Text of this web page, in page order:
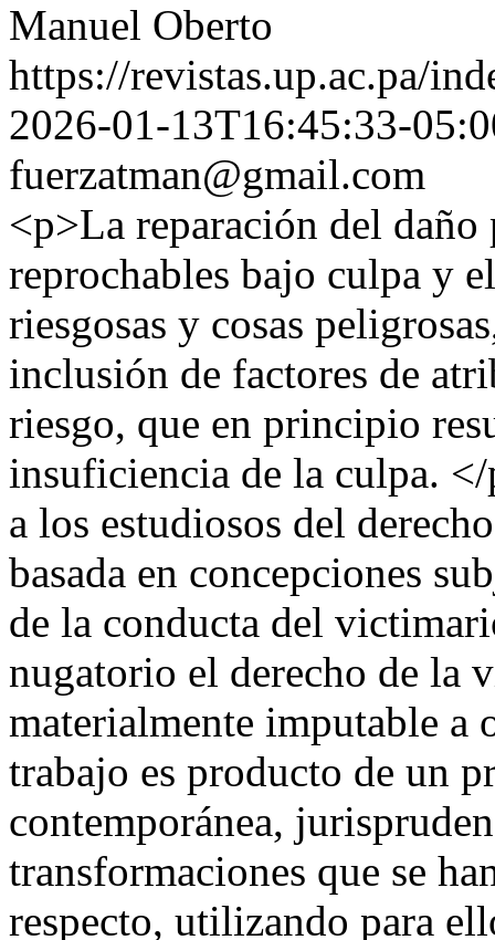
Manuel Oberto
https://revistas.up.ac.pa/
2026-01-13T16:45:33-
fuerzatman@gmail.com
<p>La reparación del
reprochables bajo culpa y
riesgosas y cosas
inclusión de factores de
riesgo, que en principio
insuficiencia de la culpa.
a los estudiosos del
basada en concepciones
de la conducta del
nugatorio el derecho de la
materialmente imputable a
trabajo es producto de un
contemporánea,
transformaciones que se
respecto, utilizando para